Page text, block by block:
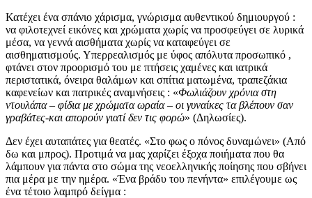
Κατέχει ένα σπάνιο χάρισμα, γνώρισμα αυθεντικού δημιουργού :
να φιλοτεχνεί εικόνες και χρώματα χωρίς να προσφεύγει σε λυρικά
μέσα, να γεννά αισθήματα χωρίς να καταφεύγει σε
αισθηματισμούς. Υπερρεαλισμός με ύφος απόλυτα προσωπικό ,
φτάνει στον προορισμό του με πτήσεις χαμένες και ιατρικά
περιστατικά, όνειρα θαλάμων και σπίτια ματωμένα, τραπεζάκια
καφενείων και πατρικές αναμνήσεις : «Φωλιάζουν χρόνια στη
ντουλάπα – φίδια με χρώματα ωραία – οι γυναίκες τα βλέπουν σαν
γραβάτες-και απορούν γιατί δεν τις φορώ» (Δηλωσίες).
Δεν έχει αυταπάτες για θεατές. «Στο φως ο πόνος δυναμώνει» (Από
δω και μπρος). Προτιμά να μας χαρίζει έξοχα ποιήματα που θα
λάμπουν για πάντα στο σώμα της νεοελληνικής ποίησης που σβήνει
πια μέρα με την ημέρα. «Ένα βράδυ του πενήντα» επιλέγουμε ως
ένα τέτοιο λαμπρό δείγμα :